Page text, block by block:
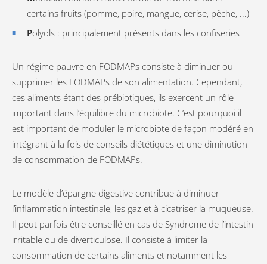
certains fruits (pomme, poire, mangue, cerise, pêche, ...)
Polyols : principalement présents dans les confiseries
Un régime pauvre en FODMAPs consiste à diminuer ou
supprimer les FODMAPs de son alimentation. Cependant,
ces aliments étant des prébiotiques, ils exercent un rôle
important dans l’équilibre du microbiote. C’est pourquoi il
est important de moduler le microbiote de façon modéré en
intégrant à la fois de conseils diététiques et une diminution
de consommation de FODMAPs.
Le modèle d’épargne digestive contribue à diminuer
l’inflammation intestinale, les gaz et à cicatriser la muqueuse.
Il peut parfois être conseillé en cas de Syndrome de l’intestin
irritable ou de diverticulose. Il consiste à limiter la
consommation de certains aliments et notamment les